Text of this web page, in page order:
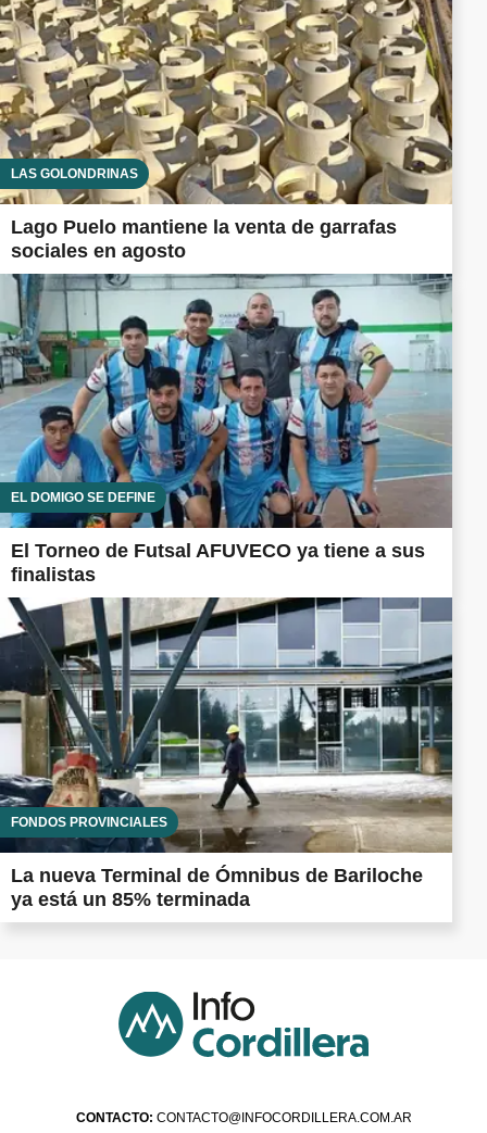
LAS GOLONDRINAS
Lago Puelo mantiene la venta de garrafas
sociales en agosto
EL DOMIGO SE DEFINE
El Torneo de Futsal AFUVECO ya tiene a sus
finalistas
FONDOS PROVINCIALES
La nueva Terminal de Ómnibus de Bariloche
ya está un 85% terminada
CONTACTO: CONTACTO@INFOCORDILLERA.COM.AR